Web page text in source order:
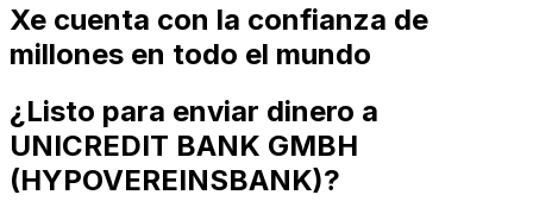
Xe cuenta con la confianza de
millones en todo el mundo
¿Listo para enviar dinero a
UNICREDIT BANK GMBH
(HYPOVEREINSBANK)?